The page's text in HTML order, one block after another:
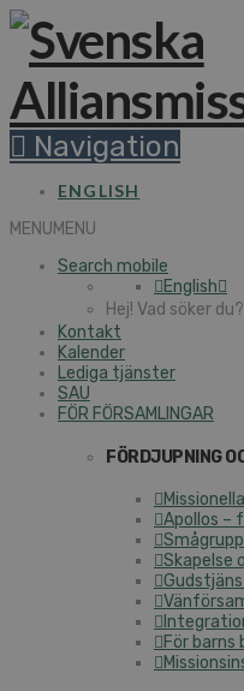
Navigation
ENGLISH
MENUMENU
Search mobile
English
Hej! Vad söker du?
Kontakt
Kalender
Lediga tjänster
SAU
FÖR FÖRSAMLINGAR
FÖRDJUPNING
Apollos –
Skapelse
För